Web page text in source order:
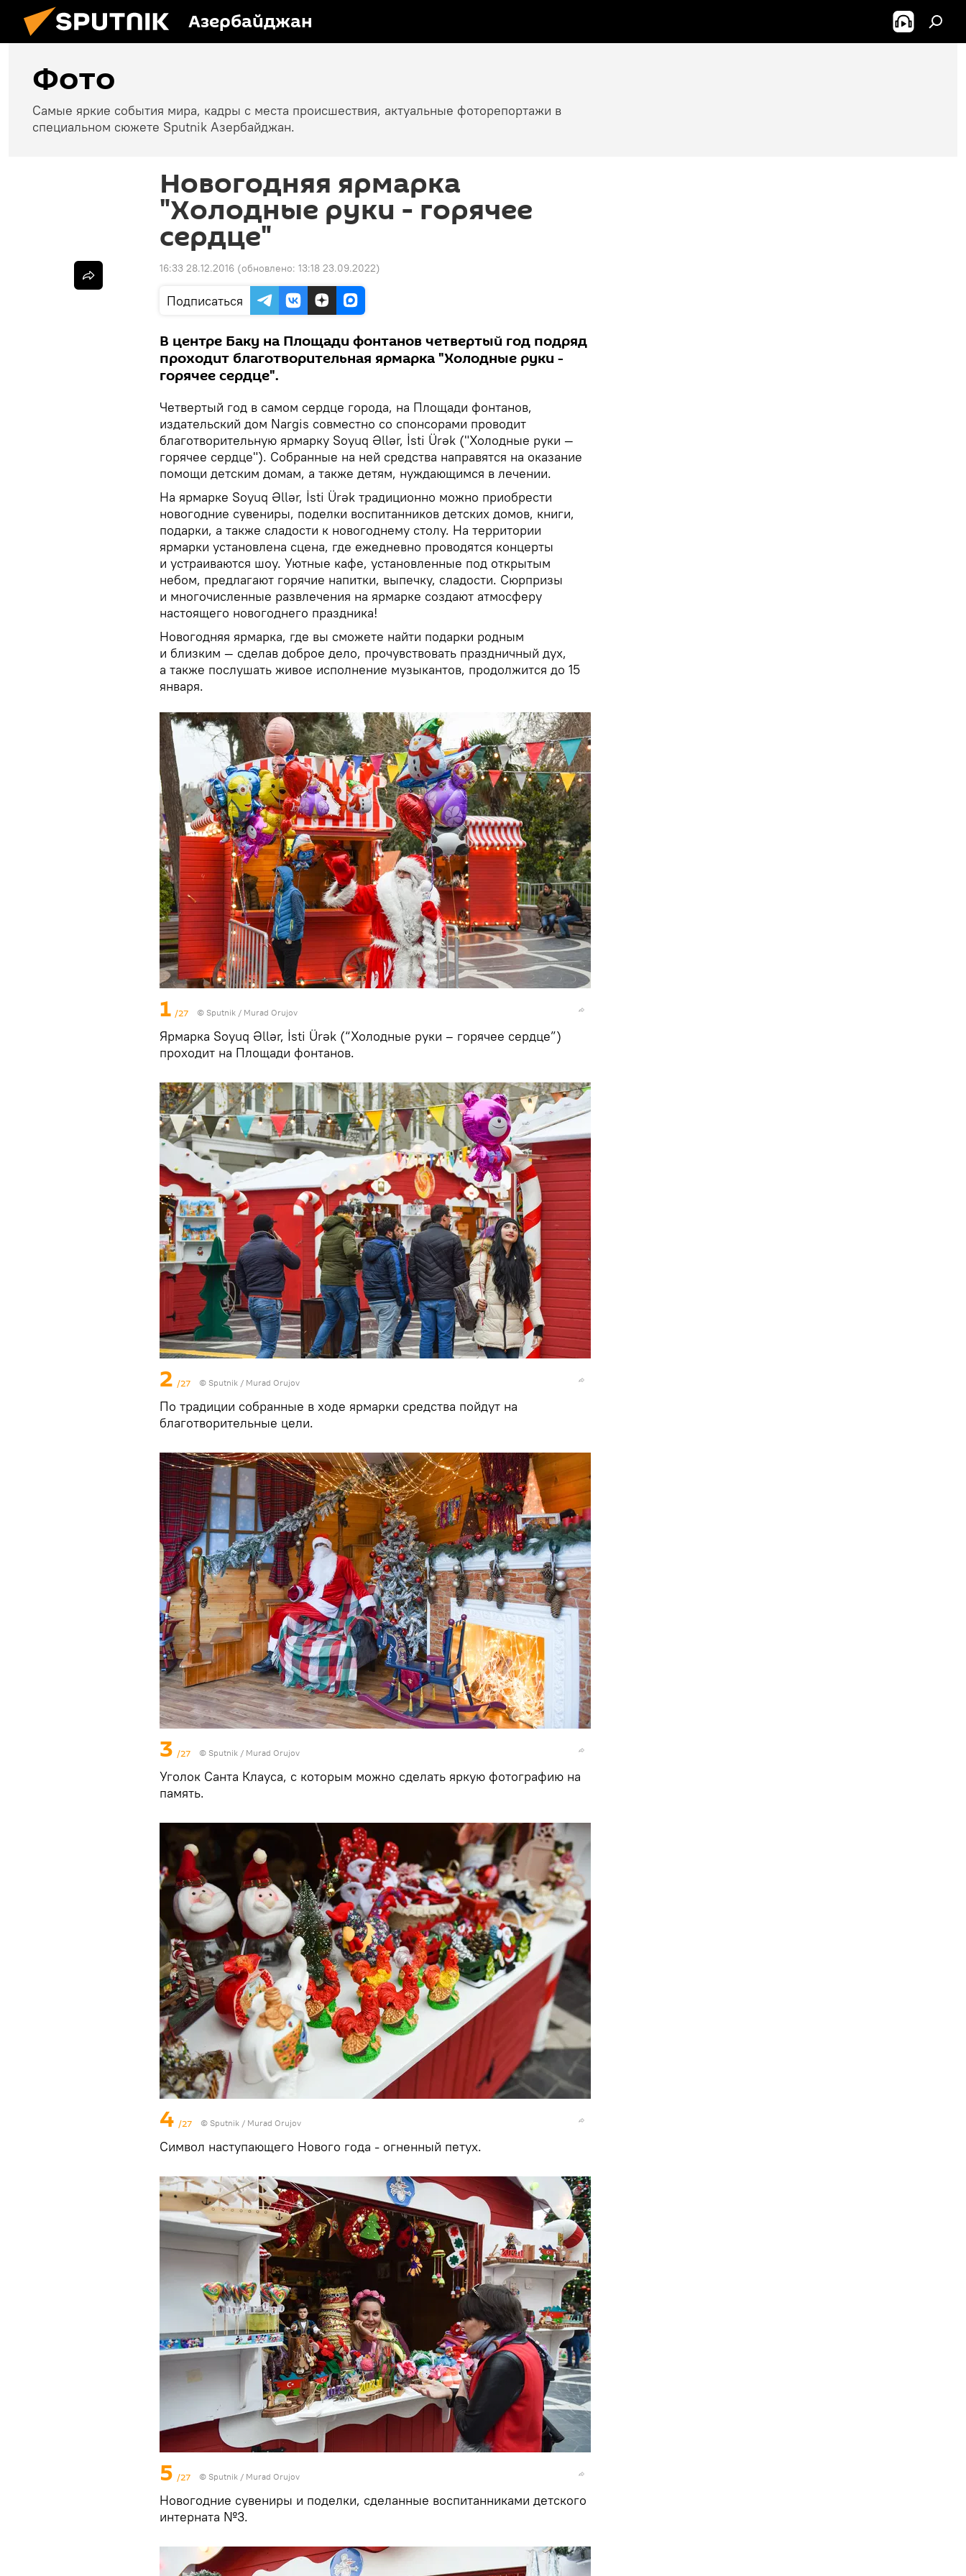
Азербайджан
Фото
Самые яркие события мира, кадры с места происшествия, актуальные фоторепортажи в
специальном сюжете Sputnik Азербайджан.
Новогодняя ярмарка
"Холодные руки - горячее
сердце"
16:33 28.12.2016 (обновлено: 13:18 23.09.2022)
Подписаться
В центре Баку на Площади фонтанов четвертый год подряд
проходит благотворительная ярмарка "Холодные руки -
горячее сердце".
Четвертый год в самом сердце города, на Площади фонтанов,
издательский дом Nargis совместно со спонсорами проводит
благотворительную ярмарку Soyuq Əllər, İsti Ürək ("Холодные руки —
горячее сердце"). Собранные на ней средства направятся на оказание
помощи детским домам, а также детям, нуждающимся в лечении.
На ярмарке Soyuq Əllər, İsti Ürək традиционно можно приобрести
новогодние сувениры, поделки воспитанников детских домов, книги,
подарки, а также сладости к новогоднему столу. На территории
ярмарки установлена сцена, где ежедневно проводятся концерты
и устраиваются шоу. Уютные кафе, установленные под открытым
небом, предлагают горячие напитки, выпечку, сладости. Сюрпризы
и многочисленные развлечения на ярмарке создают атмосферу
настоящего новогоднего праздника!
Новогодняя ярмарка, где вы сможете найти подарки родным
и близким — сделав доброе дело, прочувствовать праздничный дух,
а также послушать живое исполнение музыкантов, продолжится до 15
января.
1 /27 © Sputnik / Murad Orujov
Ярмарка Soyuq Əllər, İsti Ürək (“Холодные руки – горячее сердце”)
проходит на Площади фонтанов.
2 /27 © Sputnik / Murad Orujov
По традиции собранные в ходе ярмарки средства пойдут на
благотворительные цели.
3 /27 © Sputnik / Murad Orujov
Уголок Санта Клауса, с которым можно сделать яркую фотографию на
память.
4 /27 © Sputnik / Murad Orujov
Символ наступающего Нового года - огненный петух.
5 /27 © Sputnik / Murad Orujov
Новогодние сувениры и поделки, сделанные воспитанниками детского
интерната №3.